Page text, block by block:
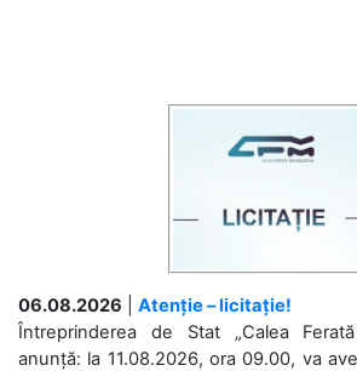
06.08.2026
Atenție – licitație!
Întreprinderea de Stat „Calea
anunță: la 11.08.2026, ora 09.00, va